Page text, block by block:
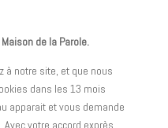
de la Parole.
à notre site, et que nous
dans les 13 mois
apparait et vous demande
votre accord exprès,